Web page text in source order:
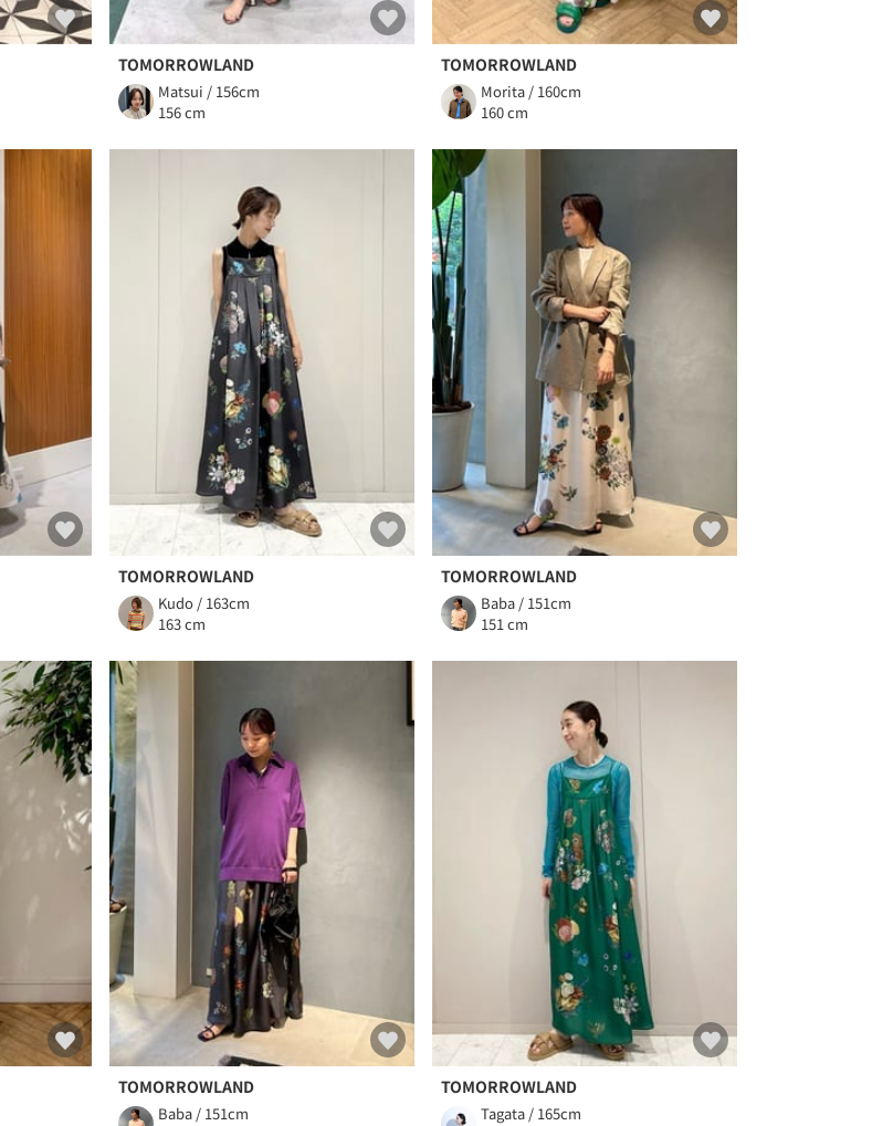
TOMORROWLAND
Matsui / 156cm
156 cm
TOMORROWLAND
Morita / 160cm
160 cm
TOMORROWLAND
Kudo / 163cm
163 cm
TOMORROWLAND
Baba / 151cm
151 cm
TOMORROWLAND
Baba / 151cm
TOMORROWLAND
Tagata / 165cm